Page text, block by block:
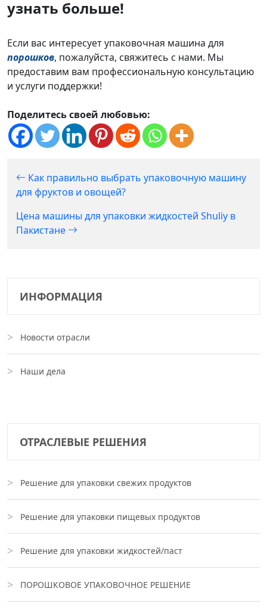
узнать больше!
Если вас интересует упаковочная машина для
порошков, пожалуйста, свяжитесь с нами. Мы
предоставим вам профессиональную консультацию
и услуги поддержки!
Поделитесь своей любовью:
Как правильно выбрать упаковочную машину
для фруктов и овощей?
Цена машины для упаковки жидкостей Shuliy в
Пакистане
ИНФОРМАЦИЯ
Новости отрасли
Наши дела
ОТРАСЛЕВЫЕ РЕШЕНИЯ
Решение для упаковки свежих продуктов
Решение для упаковки пищевых продуктов
Решение для упаковки жидкостей/паст
ПОРОШКОВОЕ УПАКОВОЧНОЕ РЕШЕНИЕ